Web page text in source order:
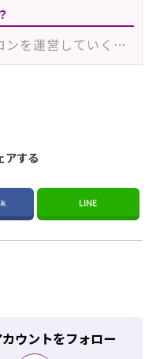
マツエクサロンを運営していくにあたって、衛生管理は必須項目です。衛生管理に関しては、どのサロンも厳…
アする
LINE
ウントをフォロー